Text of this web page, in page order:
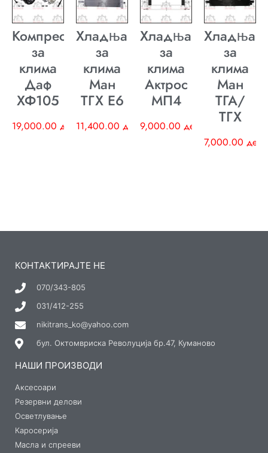
Компресор
за
клима
Даф
ХФ105
19,000.00 ден
Хладњак
за
клима
Ман
ТГХ E6
11,400.00 ден
Хладњак
за
клима
Актрос
МП4
9,000.00 ден
Хладњак
за
клима
Ман
ТГА/
ТГХ
7,000.00 ден
КОНТАКТИРАЈТЕ НЕ
070/343-805
031/412-255
nikitrans_ko@yahoo.com
бул. Октомвриска Револуција бр.47, Куманово
НАШИ ПРОИЗВОДИ
Аксесоари
Резервни делови
Осветлување
Каросерија
Масла и спрееви